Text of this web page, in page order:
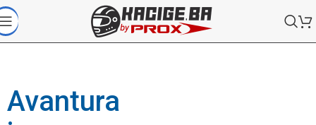
Avantura